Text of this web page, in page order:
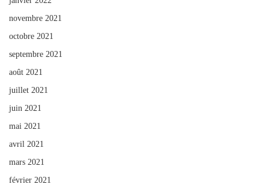
novembre 2021
octobre 2021
septembre 2021
août 2021
juillet 2021
juin 2021
mai 2021
avril 2021
mars 2021
février 2021